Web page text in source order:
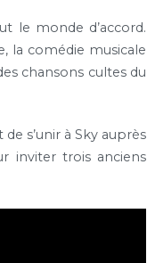
le monde d’accord.
la comédie musicale
chansons cultes du
s’unir à Sky auprès
inviter trois anciens